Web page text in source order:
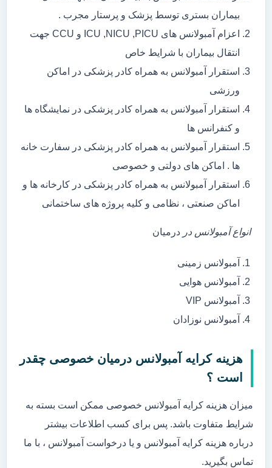
بیماران بستری توسط پزشک و پرستار مجرب .
اعزام آمبولانس های ICU ,NICU ,PICU و CCU جهت
انتقال بیماران با شرایط خاص
استقرار آمبولانس به همراه کادر پزشکی در اماکن
ورزشی
استقرار آمبولانس به همراه کادر پزشکی در نمایشگاه ها
و کنفرانس ها
استقرار آمبولانس به همراه کادر پزشکی در سفارت خانه
ها . اماکن های دولتی و خصوصی
استقرار آمبولانس به همراه کادر پزشکی در کارخانه ها و
اماکن صنعتی ، نظامی و کلیه پروژه های ساختمانی
انواع آمبولانس در درمیان
آمبولانس زمینی
آمبولانس هوایی
آمبولانس VIP
آمبولانس نوزادان
هزینه کرایه آمبولانس درمیان خصوصی چقدر
است ؟
میزان هزینه کرایه آمبولانس خصوصی ممکن است بسته به
شرایط متفاوت باشد. پس برای کسب اطلاعات بیشتر
درباره هزینه کرایه آمبولانس و یا درخواست آمبولانس ، با ما
تماس بگیرید.